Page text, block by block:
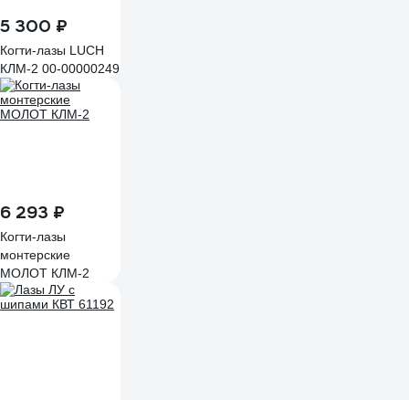
5 300 ₽
Когти-лазы LUCH
КЛМ-2 00-00000249
6 293 ₽
Когти-лазы
монтерские
МОЛОТ КЛМ-2